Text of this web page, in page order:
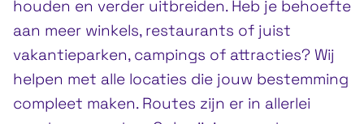
houden en verder uitbreiden. Heb je behoefte
aan meer winkels, restaurants of juist
vakantieparken, campings of attracties? Wij
helpen met alle locaties die jouw bestemming
compleet maken. Routes zijn er in allerlei